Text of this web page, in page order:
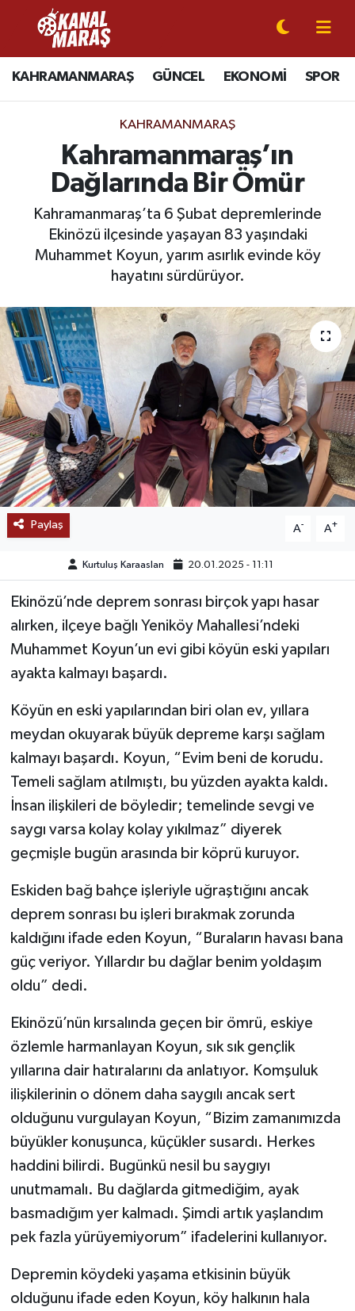
KAHRAMANMARAŞ GÜNCEL EKONOMİ SPOR
KAHRAMANMARAŞ
Kahramanmaraş’ın
Dağlarında Bir Ömür
Kahramanmaraş’ta 6 Şubat depremlerinde
Ekinözü ilçesinde yaşayan 83 yaşındaki
Muhammet Koyun, yarım asırlık evinde köy
hayatını sürdürüyor.
Paylaş A- A+
Kurtuluş Karaaslan 20.01.2025 - 11:11
Ekinözü’nde deprem sonrası birçok yapı hasar
alırken, ilçeye bağlı Yeniköy Mahallesi’ndeki
Muhammet Koyun’un evi gibi köyün eski yapıları
ayakta kalmayı başardı.
Köyün en eski yapılarından biri olan ev, yıllara
meydan okuyarak büyük depreme karşı sağlam
kalmayı başardı. Koyun, “Evim beni de korudu.
Temeli sağlam atılmıştı, bu yüzden ayakta kaldı.
İnsan ilişkileri de böyledir; temelinde sevgi ve
saygı varsa kolay kolay yıkılmaz” diyerek
geçmişle bugün arasında bir köprü kuruyor.
Eskiden bağ bahçe işleriyle uğraştığını ancak
deprem sonrası bu işleri bırakmak zorunda
kaldığını ifade eden Koyun, “Buraların havası bana
güç veriyor. Yıllardır bu dağlar benim yoldaşım
oldu” dedi.
Ekinözü’nün kırsalında geçen bir ömrü, eskiye
özlemle harmanlayan Koyun, sık sık gençlik
yıllarına dair hatıralarını da anlatıyor. Komşuluk
ilişkilerinin o dönem daha saygılı ancak sert
olduğunu vurgulayan Koyun, “Bizim zamanımızda
büyükler konuşunca, küçükler susardı. Herkes
haddini bilirdi. Bugünkü nesil bu saygıyı
unutmamalı. Bu dağlarda gitmediğim, ayak
basmadığım yer kalmadı. Şimdi artık yaşlandım
pek fazla yürüyemiyorum” ifadelerini kullanıyor.
Depremin köydeki yaşama etkisinin büyük
olduğunu ifade eden Koyun, köy halkının hala
CANLI YAYIN
KAHRAMANMARAŞ
SPOR
SİYASET
EKONOMİ
MAGAZİN
SAĞLIK
EĞİTİM
BÖLGE
KEŞFET
TREND
MEDYA
OTOMOTİV
YAŞAM
KÜLTÜR SANAT
Kahramanmaraş Nöbetçi Eczaneler
Kahramanmaraş Hava Durumu
Kahramanmaraş Trafik Yoğunluk Haritası
Süper Lig Puan Durumu ve Fikstür
Tüm Manşetler
Haber Arşivi